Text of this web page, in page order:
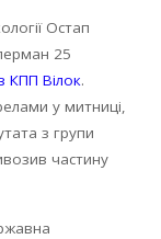
Остап
25
КПП Вілок.
у митниці,
з групи
частину